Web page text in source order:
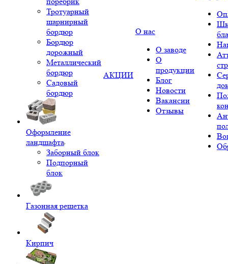
Тротуарный
шарнирный
бордюр
Бордюр
дорожный
Металлический
бордюр
Садовый
бордюр
Оформление
ландшафта
Заборный блок
Подпорный
блок
Газонная решетка
Кирпич
АКЦИИ
О нас
О заводе
О
продукции
Блог
Новости
Вакансии
Отзывы